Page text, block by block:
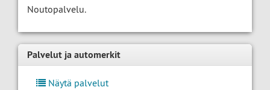
Noutopalvelu.
Palvelut ja automerkit
Näytä palvelut